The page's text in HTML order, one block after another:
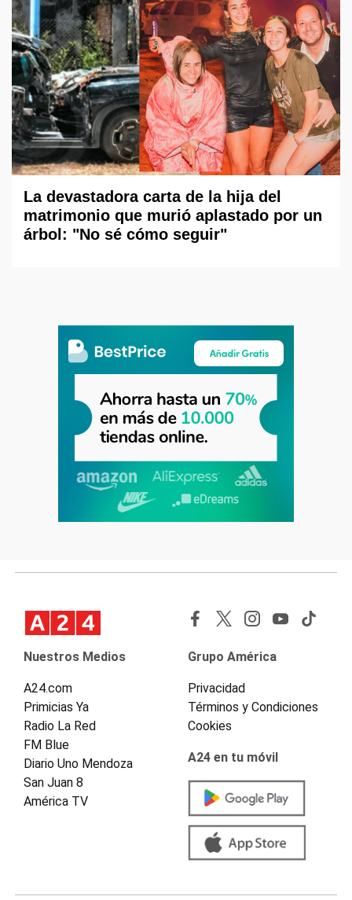
La devastadora carta de la hija del
matrimonio que murió aplastado por un
árbol: "No sé cómo seguir"
Nuestros Medios
A24.com
Primicias Ya
Radio La Red
FM Blue
Diario Uno Mendoza
San Juan 8
América TV
Grupo América
Privacidad
Términos y Condiciones
Cookies
A24 en tu móvil